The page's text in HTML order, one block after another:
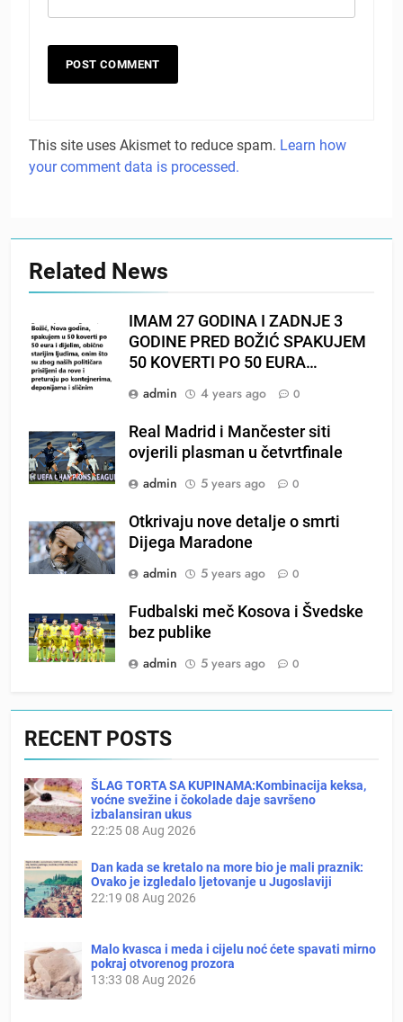
This site uses Akismet to reduce spam. Learn how
your comment data is processed.
Related News
IMAM 27 GODINA I ZADNJE 3
GODINE PRED BOŽIĆ SPAKUJEM
50 KOVERTI PO 50 EURA…
admin
4 years ago 0
Real Madrid i Mančester siti
ovjerili plasman u četvrtfinale
admin
5 years ago 0
Otkrivaju nove detalje o smrti
Dijega Maradone
admin
5 years ago 0
Fudbalski meč Kosova i Švedske
bez publike
admin
5 years ago 0
RECENT POSTS
ŠLAG TORTA SA KUPINAMA:Kombinacija keksa,
voćne svežine i čokolade daje savršeno
izbalansiran ukus
22:2508 Aug 2026
Dan kada se kretalo na more bio je mali praznik:
Ovako je izgledalo ljetovanje u Jugoslaviji
22:19 08 Aug 2026
Malo kvasca i meda i cijelu noć ćete spavati mirno
pokraj otvorenog prozora
13:33 08 Aug 2026